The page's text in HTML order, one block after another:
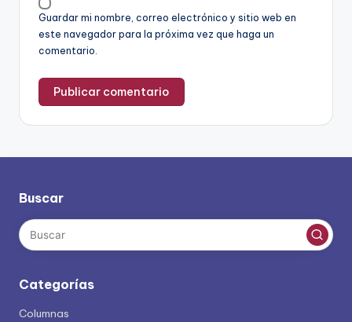
Guardar mi nombre, correo electrónico y sitio web en
este navegador para la próxima vez que haga un
comentario.
Buscar
Categorías
Columnas